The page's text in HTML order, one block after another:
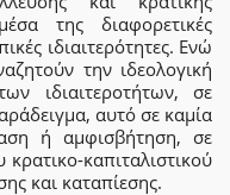
της διαφορετικές
ιδιαιτερότητες. Ενώ
την ιδεολογική
ιδιαιτεροτήτων, σε
αυτό σε καμία
ή αμφισβήτηση, σε
καπιταλιστικού
και καταπίεσης.